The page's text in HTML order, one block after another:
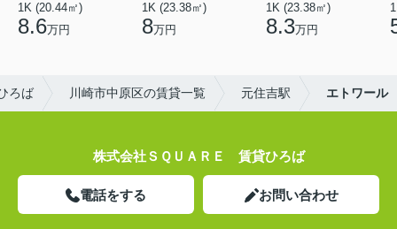
1K (20.44㎡)
8.6万円
1K (23.38㎡)
8万円
1K (23.38㎡)
8.3万円
ろば 川崎市中原区の賃貸一覧 元住吉駅 エトワール
株式会社ＳＱＵＡＲＥ 賃貸ひろば
電話をする お問い合わせ